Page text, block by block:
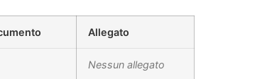
Allegato
Nessun allegato